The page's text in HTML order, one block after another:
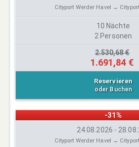
Cityport Werder Havel →
10 Nächte
2 Personen
2.530,68 €
1.691,84 €
Reservieren
oder Buchen
-31%
24.08.2026 -
Cityport Werder Havel →